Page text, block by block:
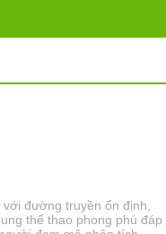
đường truyền ổn định,
thể thao phong phú đáp